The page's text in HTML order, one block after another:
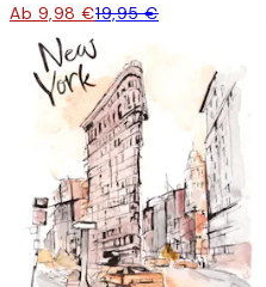
Ab 9,98 €19,95 €